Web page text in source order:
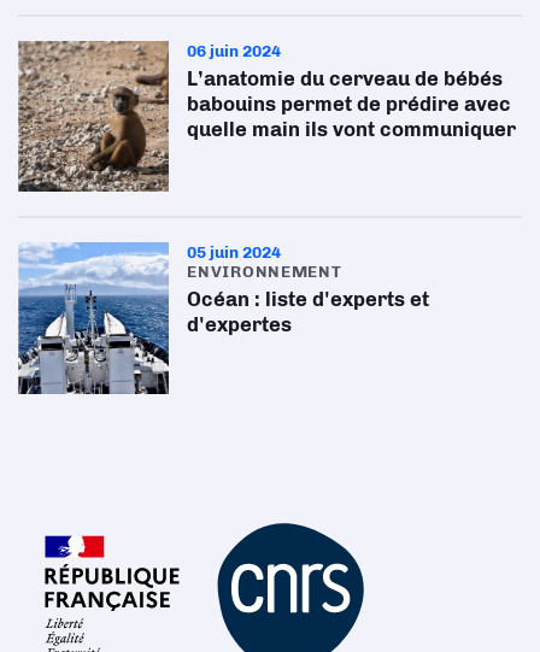
06 juin 2024
L’anatomie du cerveau de bébés
babouins permet de prédire avec
quelle main ils vont communiquer
05 juin 2024
ENVIRONNEMENT
Océan : liste d'experts et
d'expertes